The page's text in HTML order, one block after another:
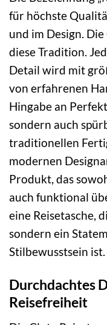
für höchste
und im Design.
diese Tradition.
Detail wird mit
von erfahrenen
Hingabe an
sondern auch
traditionellen
modernen
Produkt, das
auch funktional
eine Reisetasche,
sondern ein
Stilbewusstsein ist.
Durchdachtes
Reisefreiheit